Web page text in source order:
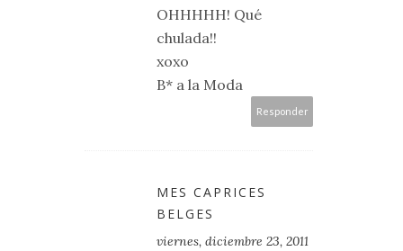
OHHHHH! Qué
chulada!!
xoxo
B* a la Moda
Responder
MES CAPRICES
BELGES
viernes, diciembre 23, 2011